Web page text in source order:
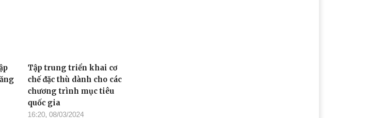
Tập trung triển khai cơ
chế đặc thù dành cho các
chương trình mục tiêu
quốc gia
16:20, 08/03/2024